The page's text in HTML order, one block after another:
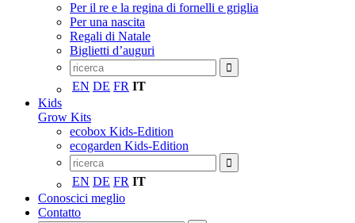
Per il re e la regina di fornelli e griglia
Per una nascita
Regali di Natale
Biglietti d’auguri
EN DE FR IT
Kids
Grow Kits
ecobox Kids-Edition
ecogarden Kids-Edition
EN DE FR IT
Conoscici meglio
Contatto